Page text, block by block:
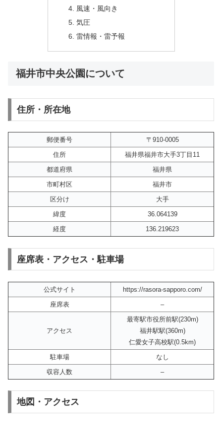
風速・風向き
気圧
雷情報・雷予報
福井市中央公園について
住所・所在地
郵便番号
〒910-0005
住所
福井県福井市大手3丁目11
都道府県
福井県
市町村区
福井市
区分け
大手
緯度
36.064139
経度
136.219623
座席表・アクセス・駐車場
公式サイト
https://rasora-sapporo.com/
座席表
–
アクセス
最寄駅市役所前駅(230m)
福井駅駅(360m)
仁愛女子高校駅(0.5km)
駐車場
なし
収容人数
–
地図・アクセス